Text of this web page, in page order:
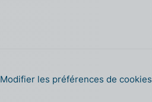
Modifier les préférences de cookies